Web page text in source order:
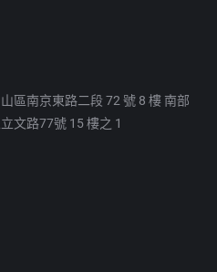
區南京東路二段 72 號 8 樓 南部
文路77號 15 樓之 1